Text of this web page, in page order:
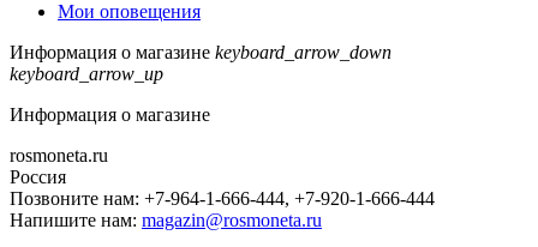
Мои оповещения
Информация о магазине keyboard_arrow_down
keyboard_arrow_up
Информация о магазине
rosmoneta.ru
Россия
Позвоните нам: +7-964-1-666-444, +7-920-1-666-444
Напишите нам: magazin@rosmoneta.ru